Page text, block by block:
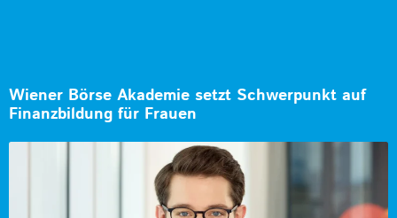
Wiener Börse Akademie setzt Schwerpunkt auf
Finanzbildung für Frauen